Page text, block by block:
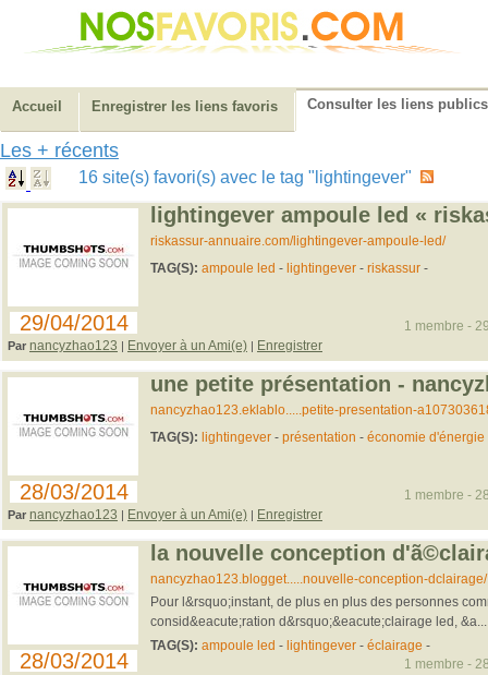
Accueil Enregistrer les liens favoris Consulter les liens publics
Les + récents
16 site(s) favori(s) avec le tag "lightingever"
29/04/2014
lightingever ampoule led «
riskassur-annuaire.com/lightingever-ampoule-led/
TAG(S): ampoule led - lightingever- riskassur-
Par nancyzhao123 | Envoyer à un Ami(e) | Enregistrer
1 membre -
28/03/2014
une petite présentation -
nancyzhao123.eklablo.....petite-presentation-
TAG(S): lightingever- présentation - économie d'énergie
Par nancyzhao123 | Envoyer à un Ami(e) | Enregistrer
1 membre -
28/03/2014
la nouvelle conception
nancyzhao123.blogget.....nouvelle-conception-dclairage/
Pour l&rsquo;instant, de plus en plus des personnes
consid&eacute;ration d&rsquo;&eacute;clairage led, &a...
TAG(S): ampoule led - lightingever- éclairage -
1 membre -